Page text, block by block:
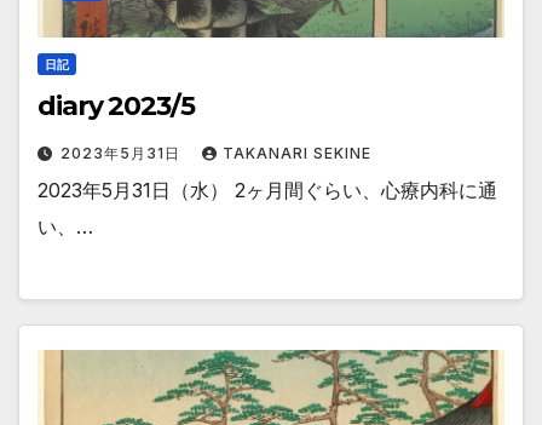
日記
diary 2023/5
2023年5月31日 TAKANARI SEKINE
2023年5月31日（水） 2ヶ月間ぐらい、心療内科に通
い、…